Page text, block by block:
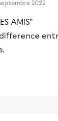
2022
AMIS"